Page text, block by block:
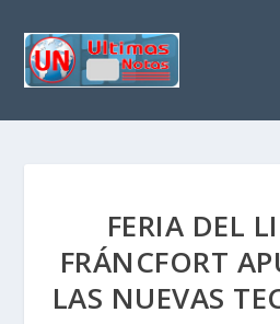
FERIA DEL
FRÁNCFORT
LAS NUEVAS